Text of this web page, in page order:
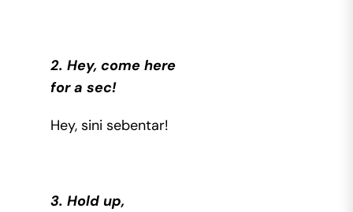
2. Hey, come here
for a sec!
Hey, sini sebentar!
3. Hold up,